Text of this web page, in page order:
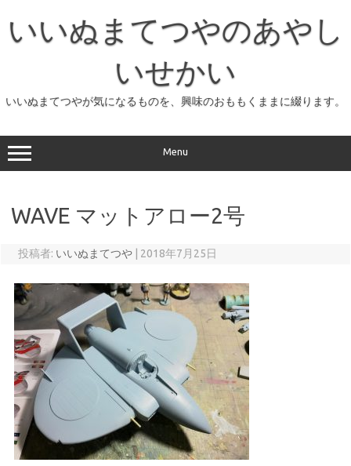
プ
いいぬまてつやのあやし
いせかい
いいぬまてつやが気になるものを、興味のおももくままに綴ります。
Menu
WAVE マットアロー2号
投稿者: いいぬまてつや 2018年7月25日